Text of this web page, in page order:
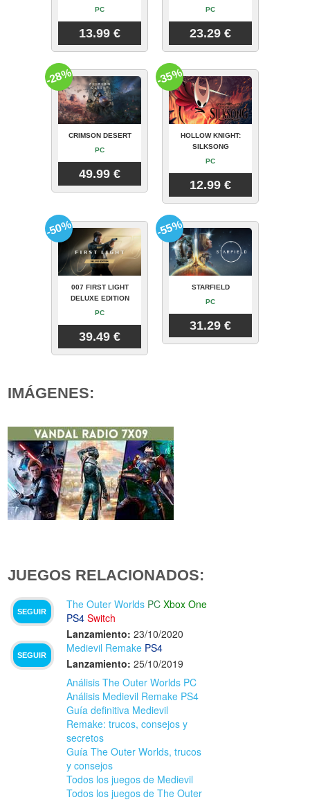
PC
13.99 €
PC
23.29 €
CRIMSON DESERT
PC
49.99 €
-28%
HOLLOW KNIGHT:
SILKSONG
PC
12.99 €
-35%
007 FIRST LIGHT
DELUXE EDITION
PC
39.49 €
-50%
STARFIELD
PC
31.29 €
-55%
IMÁGENES:
JUEGOS RELACIONADOS:
SEGUIR
The Outer Worlds PC Xbox One
PS4 Switch
Lanzamiento: 23/10/2020
SEGUIR
Medievil Remake PS4
Lanzamiento: 25/10/2019
Análisis The Outer Worlds PC
Análisis Medievil Remake PS4
Guía definitiva Medievil
Remake: trucos, consejos y
secretos
Guía The Outer Worlds, trucos
y consejos
Todos los juegos de Medievil
Todos los juegos de The Outer